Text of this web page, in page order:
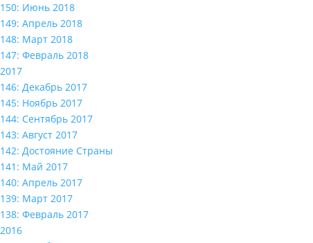
150: Июнь 2018
149: Апрель 2018
148: Март 2018
147: Февраль 2018
2017
146: Декабрь 2017
145: Ноябрь 2017
144: Сентябрь 2017
143: Август 2017
142: Достояние Страны
141: Май 2017
140: Апрель 2017
139: Март 2017
138: Февраль 2017
2016